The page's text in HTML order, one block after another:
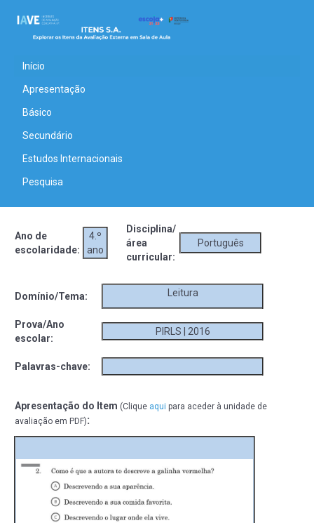
Início
Apresentação
Básico
Secundário
Estudos Internacionais
Pesquisa
Ano de
escolaridade:
4.º
ano
Disciplina/
área
curricular:
Português
Domínio/Tema: Leitura
Prova/Ano
escolar:
PIRLS | 2016
Palavras-chave:
Apresentação do Item (Clique aqui para aceder à unidade de
avaliação em PDF):